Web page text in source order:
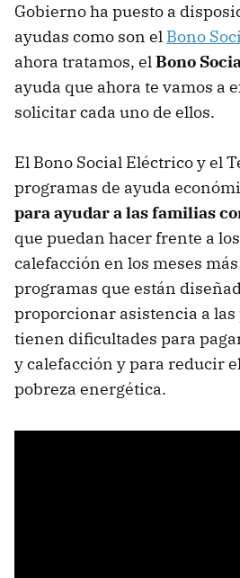
Gobierno ha puesto a
ayudas como son el Bono
ahora tratamos, elBono
ayuda que ahora te vamos a
solicitar cada uno de ellos.
El Bono Social Eléctrico y el
programas de ayuda
para ayudar a las familias
que puedan hacer frente a
calefacción en los meses
programas que están
proporcionar asistencia a las
tienen dificultades para
y calefacción y para reducir
pobreza energética.